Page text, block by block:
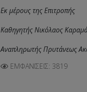
Εκ μέρους της Επιτροπής
Καθηγητής Νικόλαος
Αναπληρωτής Πρυτάνεως
ΕΜΦΑΝΊΣΕΙΣ: 3819